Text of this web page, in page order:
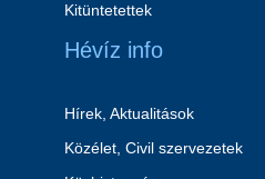
Kitüntetettek
Hévíz info
Hírek, Aktualitások
Közélet, Civil szervezetek